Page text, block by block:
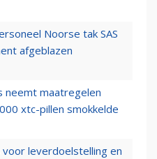
Noorse tak SAS
afgeblazen
neemt maatregelen
xtc-pillen smokkelde
leverdoelstelling en